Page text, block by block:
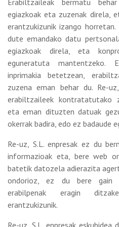
Erabiltzaileak bermatu
egiazkoak eta zuzenak direla,
erantzukizunik izango
dute emandako datu
egiazkoak direla, eta
eguneratuta mantentzeko.
inprimakia betetzean,
zuzena eman behar du. Re-
erabiltzaileek kontratatutako
eta eman dituzten datuak
okerrak badira, edo ez badaude
Re-uz, S.L. enpresak ez du
informazioak eta, bere web
batetik datozela adierazita
ondorioz, ez du bere gain
erabilpenak eragin
erantzukizunik.
Re-uz, S.L. enpresak